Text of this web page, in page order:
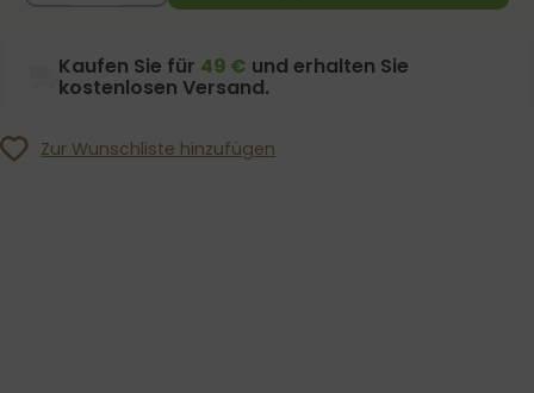
Kaufen Sie für 49 € und erhalten Sie
kostenlosen Versand.
Zur Wunschliste hinzufügen